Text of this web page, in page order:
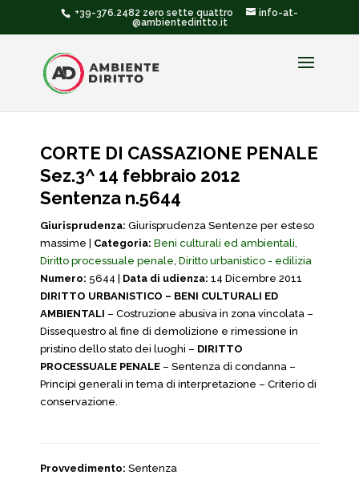
+39-376.2482 zero sette quattro
info-at-
@ambientediritto.it
CORTE DI CASSAZIONE PENALE
Sez.3^ 14 febbraio 2012
Sentenza n.5644
Giurisprudenza: Giurisprudenza Sentenze per esteso
massime | Categoria: Beni culturali ed ambientali,
Diritto processuale penale, Diritto urbanistico - edilizia
Numero: 5644 | Data di udienza: 14 Dicembre 2011
DIRITTO URBANISTICO – BENI CULTURALI ED
AMBIENTALI – Costruzione abusiva in zona vincolata –
Dissequestro al fine di demolizione e rimessione in
pristino dello stato dei luoghi – DIRITTO
PROCESSUALE PENALE – Sentenza di condanna –
Principi generali in tema di interpretazione – Criterio di
conservazione.
Provvedimento: Sentenza